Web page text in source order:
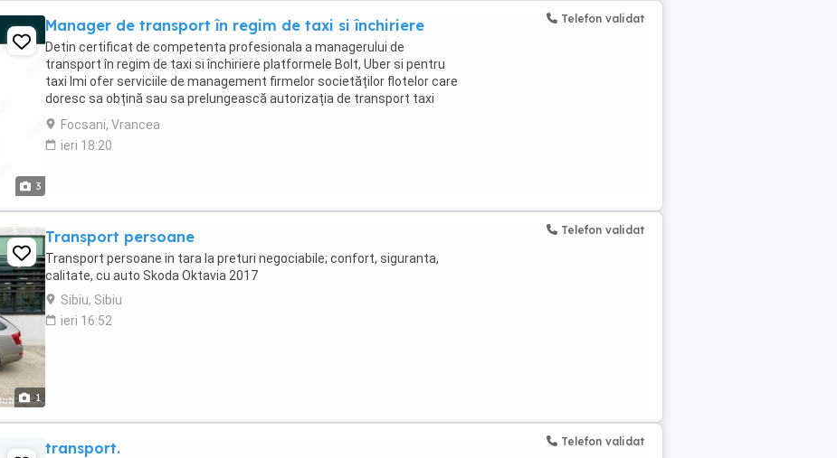
3
Manager de transport în regim de taxi si închiriere
Detin certificat de competenta profesionala a managerului de
transport în regim de taxi si închiriere platformele Bolt, Uber si pentru
taxi Imi ofer serviciile de management firmelor societăților flotelor care
doresc sa obțină sau sa prelungească autorizația de transport taxi
sau în regim de închiriere ...
Focsani, Vrancea
ieri 18:20
Telefon validat
1
Transport persoane
Transport persoane in tara la preturi negociabile; confort, siguranta,
calitate, cu auto Skoda Oktavia 2017
Sibiu, Sibiu
ieri 16:52
Telefon validat
transport. Telefon validat